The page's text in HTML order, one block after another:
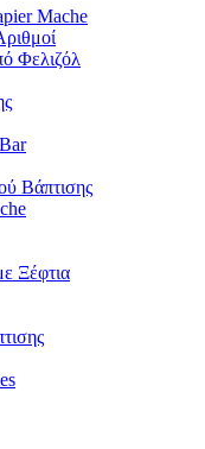
Mache
Φελιζόλ
Βάπτισης
Ξέφτια